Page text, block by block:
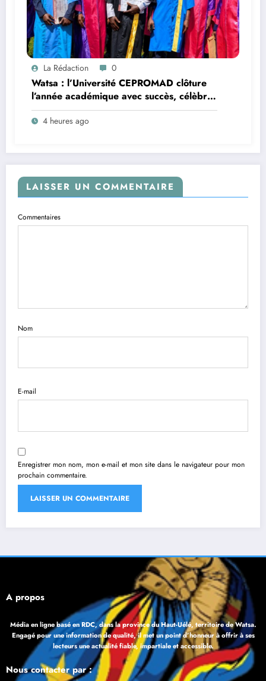
La Rédaction 0
Watsa : l’Université CEPROMAD clôture
l’année académique avec succès, célèbre
la collation des grades et remet des
diplômes homologués
4 heures ago
LAISSER UN COMMENTAIRE
Commentaires
Nom
E-mail
Enregistrer mon nom, mon e-mail et mon site dans le navigateur pour mon
prochain commentaire.
À propos
Média en ligne basé en RDC, dans la province du Haut-Uélé, territoire de Watsa.
Engagé pour une information de qualité, il met un point d’honneur à offrir à ses
lecteurs une actualité fiable, impartiale et accessible.
Nous contacter par :